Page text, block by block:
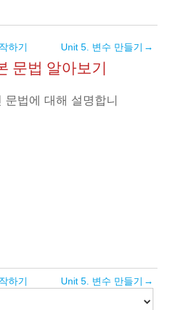
하기 Unit 5. 변수 만들기 →
문법 알아보기
문법에 대해 설명합니
하기 Unit 5. 변수 만들기 →